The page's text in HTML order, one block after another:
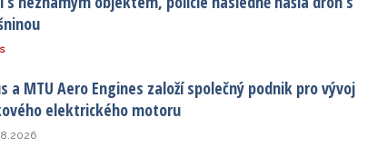
a MTU Aero Engines založí společný podnik pro vývoj
elektrického motoru